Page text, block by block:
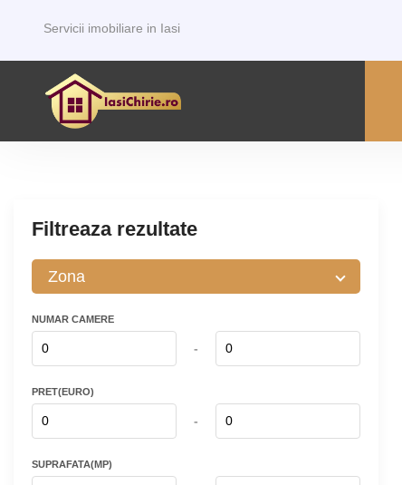
Servicii imobiliare in Iasi
Filtreaza rezultate
NUMAR CAMERE
-
PRET(EURO)
-
SUPRAFATA(MP)